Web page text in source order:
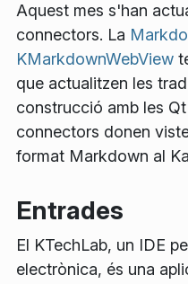
Aquest mes s'han
connectors. La
KMarkdownWebView
que actualitzen les
construcció amb les
connectors donen
format Markdown al
Entrades
El KTechLab, un IDE
electrònica, és una